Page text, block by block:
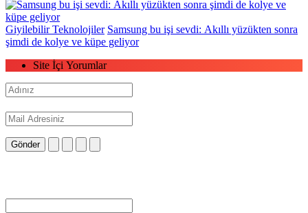
Giyilebilir Teknolojiler Samsung bu işi sevdi: Akıllı yüzükten sonra
şimdi de kolye ve küpe geliyor
Site İçi Yorumlar
Gönder